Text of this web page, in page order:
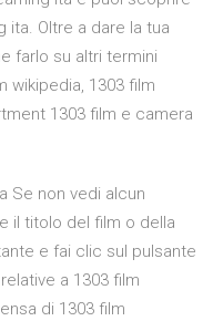
ita. Oltre a dare la tua
farlo su altri termini
wikipedia, 1303 film
1303 film e camera
Se non vedi alcun
il titolo del film o della
e fai clic sul pulsante
a 1303 film
di 1303 film